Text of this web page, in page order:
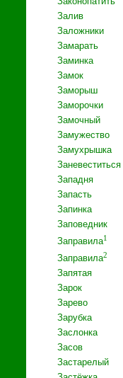
Залив
Заложники
Замарать
Заминка
Замок
Заморыш
Заморочки
Замочный
Замужество
Замухрышка
Заневеститься
Западня
Запасть
Запинка
Заповедник
Заправила1
Заправила2
Запятая
Зарок
Зарево
Зарубка
Заслонка
Засов
Застарелый